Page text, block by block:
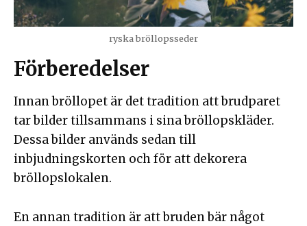
ryska bröllopsseder
Förberedelser
Innan bröllopet är det tradition att brudparet
tar bilder tillsammans i sina bröllopskläder.
Dessa bilder används sedan till
inbjudningskorten och för att dekorera
bröllopslokalen.
En annan tradition är att bruden bär något